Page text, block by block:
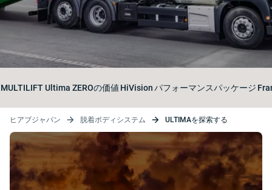
MULTILIFT Ultima ZEROの価値 HiVisionパフォーマンスパッケージ
ヒアブジャパン 脱着ボディシステム ULTIMAを探索する